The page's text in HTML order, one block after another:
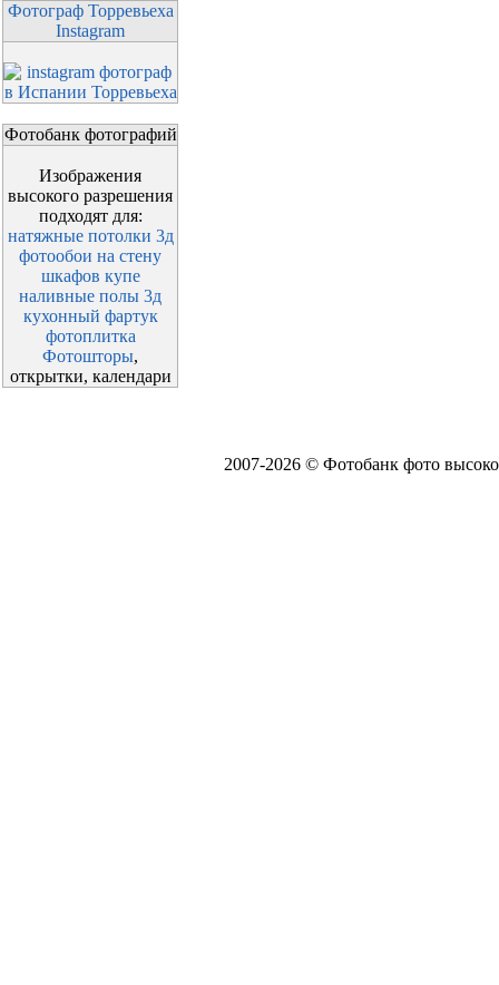
Фотограф Торревьеха
Instagram
Фотобанк фотографий
Изображения
высокого разрешения
подходят для:
натяжные потолки 3д
фотообои на стену
шкафов купе
наливные полы 3д
кухонный фартук
фотоплитка
Фотошторы,
открытки, календари
2007-2026 © Фотобанк фото